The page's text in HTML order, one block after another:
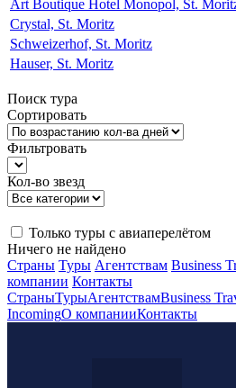
Art Boutique Hotel Monopol, St.
Crystal, St. Moritz
Schweizerhof, St. Moritz
Hauser, St. Moritz
Поиск тура
Сортировать
Фильтровать
Кол-во звезд
Только туры с авиаперелётом
Ничего не найдено
Страны Туры Агентствам Business
компании Контакты
СтраныТурыАгентствамBusiness
IncomingО компанииКонтакты